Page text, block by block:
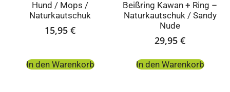
Hund / Mops /
Naturkautschuk
15,95 €
In den Warenkorb
Beißring Kawan + Ring –
Naturkautschuk / Sandy
Nude
29,95 €
In den Warenkorb